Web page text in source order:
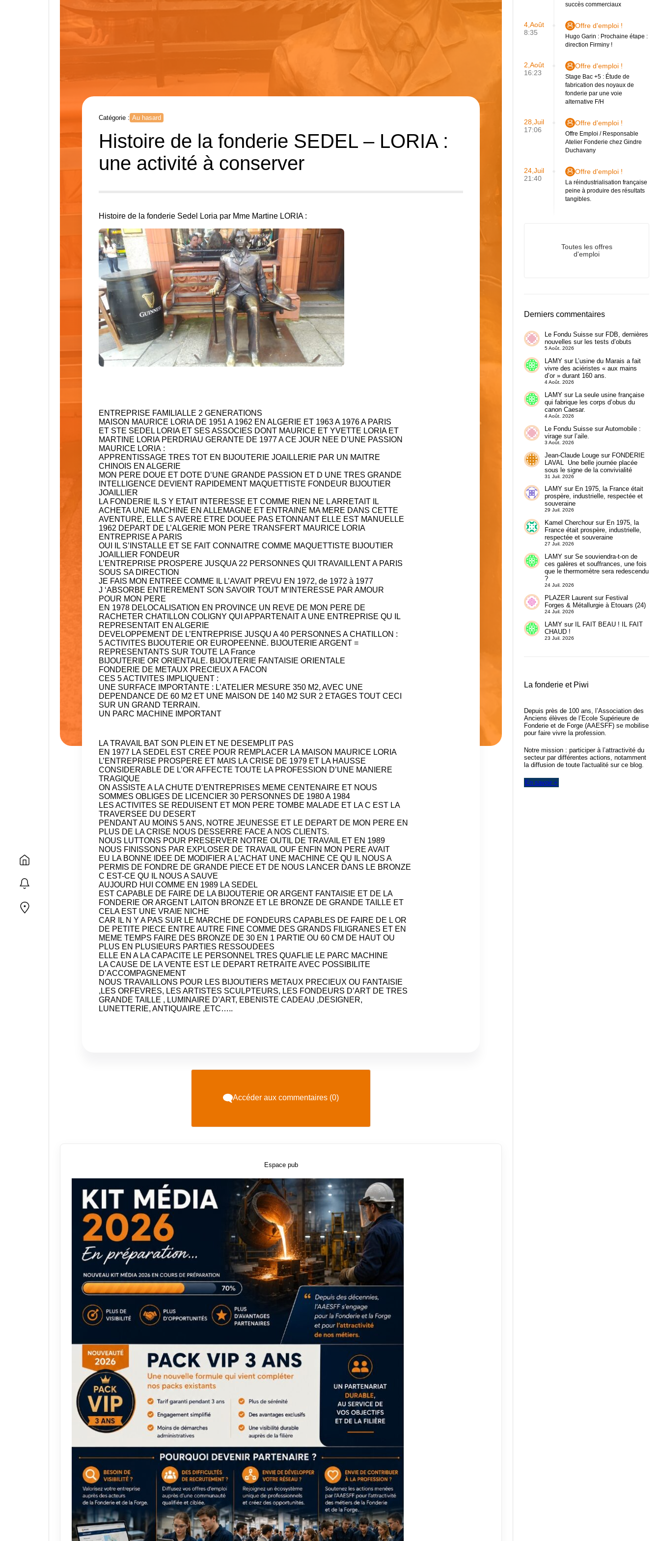
Catégorie : Au hasard
Histoire de la fonderie SEDEL – LORIA :
une activité à conserver
Histoire de la fonderie Sedel Loria par Mme Martine LORIA :
ENTREPRISE FAMILIALLE 2 GENERATIONS
MAISON MAURICE LORIA DE 1951 A 1962 EN ALGERIE ET 1963 A 1976 A PARIS
ET STE SEDEL LORIA ET SES ASSOCIES DONT MAURICE ET YVETTE LORIA ET
MARTINE LORIA PERDRIAU GERANTE DE 1977 A CE JOUR NEE D’UNE PASSION
MAURICE LORIA :
APPRENTISSAGE TRES TOT EN BIJOUTERIE JOAILLERIE PAR UN MAITRE
CHINOIS EN ALGERIE
MON PERE DOUE ET DOTE D’UNE GRANDE PASSION ET D UNE TRES GRANDE
INTELLIGENCE DEVIENT RAPIDEMENT MAQUETTISTE FONDEUR BIJOUTIER
JOAILLIER
LA FONDERIE IL S Y ETAIT INTERESSE ET COMME RIEN NE L ARRETAIT IL
ACHETA UNE MACHINE EN ALLEMAGNE ET ENTRAINE MA MERE DANS CETTE
AVENTURE, ELLE S AVERE ETRE DOUEE PAS ETONNANT ELLE EST MANUELLE
1962 DEPART DE L’ALGERIE MON PERE TRANSFERT MAURICE LORIA
ENTREPRISE A PARIS
OUI IL S’INSTALLE ET SE FAIT CONNAITRE COMME MAQUETTISTE BIJOUTIER
JOAILLIER FONDEUR
L’ENTREPRISE PROSPERE JUSQUA 22 PERSONNES QUI TRAVAILLENT A PARIS
SOUS SA DIRECTION
JE FAIS MON ENTREE COMME IL L’AVAIT PREVU EN 1972, de 1972 à 1977
J ‘ABSORBE ENTIEREMENT SON SAVOIR TOUT M’INTERESSE PAR AMOUR
POUR MON PERE
EN 1978 DELOCALISATION EN PROVINCE UN REVE DE MON PERE DE
RACHETER CHATILLON COLIGNY QUI APPARTENAIT A UNE ENTREPRISE QU IL
REPRESENTAIT EN ALGERIE
DEVELOPPEMENT DE L’ENTREPRISE JUSQU A 40 PERSONNES A CHATILLON :
5 ACTIVITES BIJOUTERIE OR EUROPEENNE. BIJOUTERIE ARGENT =
REPRESENTANTS SUR TOUTE LA France
BIJOUTERIE OR ORIENTALE. BIJOUTERIE FANTAISIE ORIENTALE
FONDERIE DE METAUX PRECIEUX A FACON
CES 5 ACTIVITES IMPLIQUENT :
UNE SURFACE IMPORTANTE : L’ATELIER MESURE 350 M2, AVEC UNE
DEPENDANCE DE 60 M2 ET UNE MAISON DE 140 M2 SUR 2 ETAGES TOUT CECI
SUR UN GRAND TERRAIN.
UN PARC MACHINE IMPORTANT
LA TRAVAIL BAT SON PLEIN ET NE DESEMPLIT PAS
EN 1977 LA SEDEL EST CREE POUR REMPLACER LA MAISON MAURICE LORIA
L’ENTREPRISE PROSPERE ET MAIS LA CRISE DE 1979 ET LA HAUSSE
CONSIDERABLE DE L’OR AFFECTE TOUTE LA PROFESSION D’UNE MANIERE
TRAGIQUE
ON ASSISTE A LA CHUTE D’ENTREPRISES MEME CENTENAIRE ET NOUS
SOMMES OBLIGES DE LICENCIER 30 PERSONNES DE 1980 A 1984
LES ACTIVITES SE REDUISENT ET MON PERE TOMBE MALADE ET LA C EST LA
TRAVERSEE DU DESERT
PENDANT AU MOINS 5 ANS, NOTRE JEUNESSE ET LE DEPART DE MON PERE EN
PLUS DE LA CRISE NOUS DESSERRE FACE A NOS CLIENTS.
NOUS LUTTONS POUR PRESERVER NOTRE OUTIL DE TRAVAIL ET EN 1989
NOUS FINISSONS PAR EXPLOSER DE TRAVAIL OUF ENFIN MON PERE AVAIT
EU LA BONNE IDEE DE MODIFIER A L’ACHAT UNE MACHINE CE QU IL NOUS A
PERMIS DE FONDRE DE GRANDE PIECE ET DE NOUS LANCER DANS LE BRONZE
C EST-CE QU IL NOUS A SAUVE
AUJOURD HUI COMME EN 1989 LA SEDEL
EST CAPABLE DE FAIRE DE LA BIJOUTERIE OR ARGENT FANTAISIE ET DE LA
FONDERIE OR ARGENT LAITON BRONZE ET LE BRONZE DE GRANDE TAILLE ET
CELA EST UNE VRAIE NICHE
CAR IL N Y A PAS SUR LE MARCHE DE FONDEURS CAPABLES DE FAIRE DE L OR
DE PETITE PIECE ENTRE AUTRE FINE COMME DES GRANDS FILIGRANES ET EN
MEME TEMPS FAIRE DES BRONZE DE 30 EN 1 PARTIE OU 60 CM DE HAUT OU
PLUS EN PLUSIEURS PARTIES RESSOUDEES
ELLE EN A LA CAPACITE LE PERSONNEL TRES QUAFLIE LE PARC MACHINE
LA CAUSE DE LA VENTE EST LE DEPART RETRAITE AVEC POSSIBILITE
D’ACCOMPAGNEMENT
NOUS TRAVAILLONS POUR LES BIJOUTIERS METAUX PRECIEUX OU FANTAISIE
,LES ORFEVRES, LES ARTISTES SCULPTEURS, LES FONDEURS D’ART DE TRES
GRANDE TAILLE , LUMINAIRE D’ART, EBENISTE CADEAU ,DESIGNER,
LUNETTERIE, ANTIQUAIRE ,ETC…..
Accéder aux commentaires (0)
Espace pub
succès commerciaux
4,Août
8:35
Offre d'emploi !
Hugo Garin : Prochaine étape :
direction Firminy !
2,Août
16:23
Offre d'emploi !
Stage Bac +5 : Étude de
fabrication des noyaux de
fonderie par une voie
alternative F/H
28,Juil
17:06
Offre d'emploi !
Offre Emploi / Responsable
Atelier Fonderie chez Gindre
Duchavany
24,Juil
21:40
Offre d'emploi !
La réindustrialisation française
peine à produire des résultats
tangibles.
Toutes les offres
d'emploi
Derniers commentaires
Le Fondu Suissesur FDB, dernières
nouvelles sur les tests d’obuts
5 Août. 2026
LAMYsur L’usine du Marais a fait
vivre des aciéristes « aux mains
d’or » durant 160 ans.
4 Août. 2026
LAMYsur La seule usine française
qui fabrique les corps d’obus du
canon Caesar.
4 Août. 2026
Le Fondu SuissesurAutomobile :
virage sur l’aile.
3 Août. 2026
Jean-Claude Lougesur FONDERIE
LAVAL Une belle journée placée
sous le signe de la convivialité
31 Juil. 2026
LAMYsur En 1975, la France était
prospère, industrielle, respectée et
souveraine
29 Juil. 2026
Kamel Cherchoursur En 1975, la
France était prospère, industrielle,
respectée et souveraine
27 Juil. 2026
LAMYsur Se souviendra-t-on de
ces galères et souffrances, une fois
que le thermomètre sera redescendu
?
24 Juil. 2026
PLAZER Laurentsur Festival
Forges & Métallurgie à Etouars (24)
24 Juil. 2026
LAMYsur IL FAIT BEAU ! IL FAIT
CHAUD !
23 Juil. 2026
La fonderie et Piwi
Depuis près de 100 ans, l’Association des
Anciens élèves de l’Ecole Supérieure de
Fonderie et de Forge (AAESFF) se mobilise
pour faire vivre la profession.
Notre mission : participer à l’attractivité du
secteur par différentes actions, notamment
la diffusion de toute l'actualité sur ce blog.
En savoir +